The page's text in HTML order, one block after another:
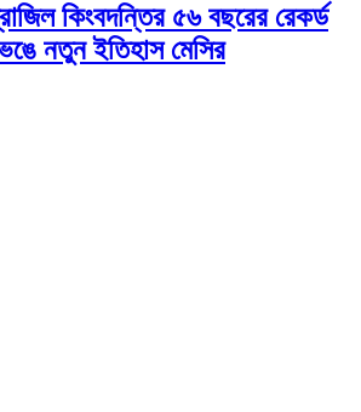
কিংবদন্তির ৫৬ বছরের রেকর্ড
নতুন ইতিহাস মেসির